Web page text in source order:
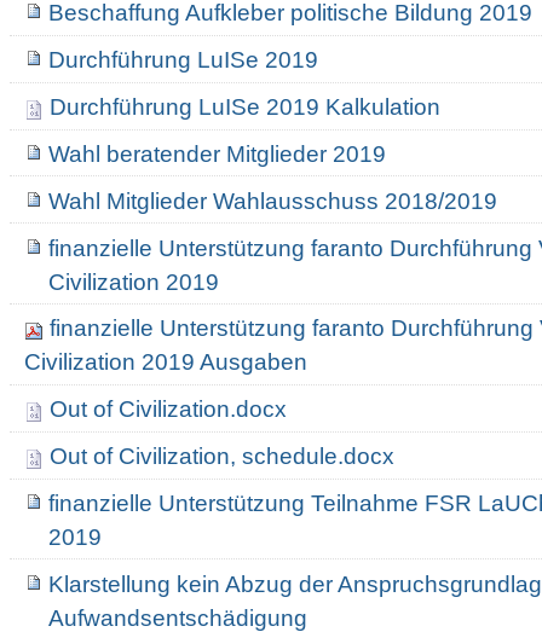
Beschaffung Aufkleber politische Bildung 2019
Durchführung LuISe 2019
Durchführung LuISe 2019 Kalkulation
Wahl beratender Mitglieder 2019
Wahl Mitglieder Wahlausschuss 2018/2019
finanzielle Unterstützung faranto Durchführung
Civilization 2019
finanzielle Unterstützung faranto Durchführung
Civilization 2019 Ausgaben
Out of Civilization.docx
Out of Civilization, schedule.docx
finanzielle Unterstützung Teilnahme FSR
2019
Klarstellung kein Abzug der
Aufwandsentschädigung